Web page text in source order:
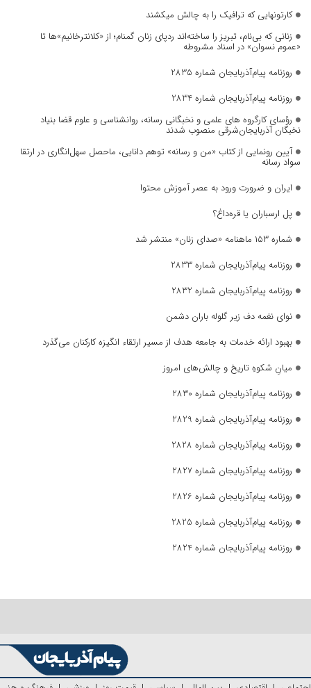
کارتونهایی که ترافیک را به چالش میکشند
زنانی که بی‌نام، تبریز را ساخته‌اند ردپای زنان گمنام؛ از «کلانترخانیم»ها تا
«عموم نسوان» در اسناد مشروطه
روزنامه پیام‌آذربایجان شماره 2835
روزنامه پیام‌آذربایجان شماره 2834
رؤسای کارگروه های علمی و نخبگانی رسانه، روانشناسی و علوم قضا بنیاد
نخبگان آذربایجان‌شرقی منصوب شدند
آیین رونمایی از کتاب «من و رسانه» توهم دانایی، ماحصل سهل‌انگاری در ارتقا
سواد رسانه
ایران و ضرورت ورود به عصر آموزش محتوا
پل ارسباران یا قره‌داغ؟
شماره ۱۵۳ ماهنامه «صدای زنان» منتشر شد
روزنامه پیام‌آذربایجان شماره 2833
روزنامه پیام‌آذربایجان شماره 2832
نوای نغمه دف زیر گلوله باران دشمن
بهبود ارائه خدمات به جامعه هدف از مسیر ارتقاء انگیزه کارکنان می‌گذرد
میانِ شکوهِ تاریخ و چالش‌های امروز
روزنامه پیام‌آذربایجان شماره 2830
روزنامه پیام‌آذربایجان شماره 2829
روزنامه پیام‌آذربایجان شماره 2828
روزنامه پیام‌آذربایجان شماره 2827
روزنامه پیام‌آذربایجان شماره 2826
روزنامه پیام‌آذربایجان شماره 2825
روزنامه پیام‌آذربایجان شماره 2824